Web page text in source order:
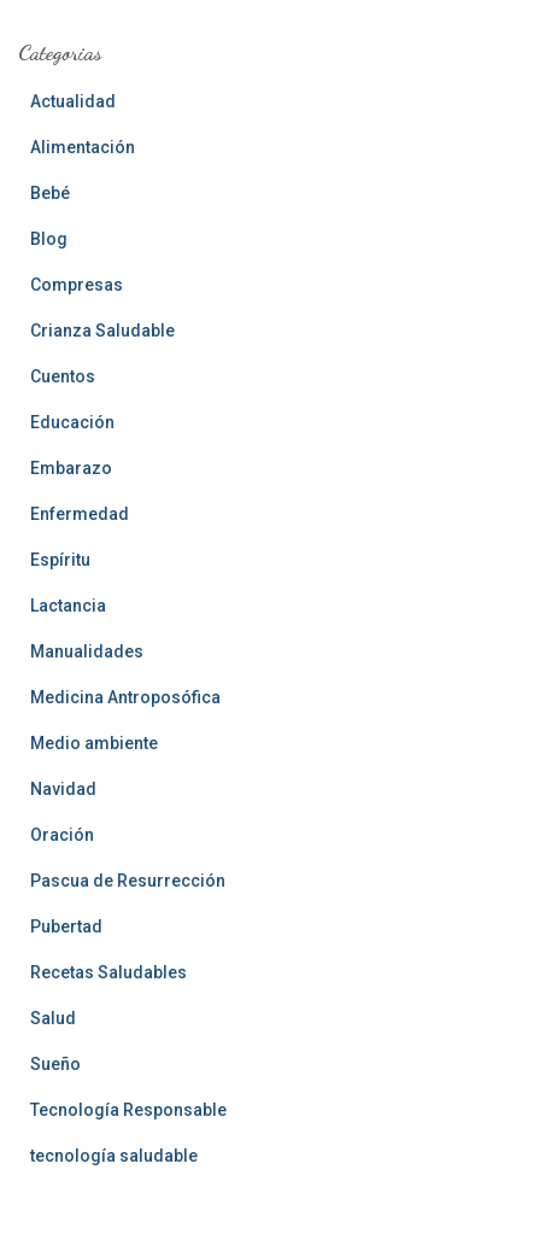
Categorias
Actualidad
Alimentación
Bebé
Blog
Compresas
Crianza Saludable
Cuentos
Educación
Embarazo
Enfermedad
Espíritu
Lactancia
Manualidades
Medicina Antroposófica
Medio ambiente
Navidad
Oración
Pascua de Resurrección
Pubertad
Recetas Saludables
Salud
Sueño
Tecnología Responsable
tecnología saludable